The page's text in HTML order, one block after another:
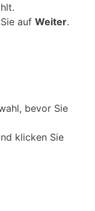
auf Weiter.
bevor Sie
klicken Sie